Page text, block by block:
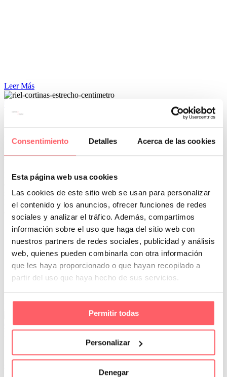
Consentimiento Detalles Acerca de las cookies
Esta página web usa cookies
Las cookies de este sitio web se usan para personalizar
el contenido y los anuncios, ofrecer funciones de redes
sociales y analizar el tráfico. Además, compartimos
información sobre el uso que haga del sitio web con
nuestros partners de redes sociales, publicidad y análisis
web, quienes pueden combinarla con otra información
que les haya proporcionado o que hayan recopilado a
partir del uso que haya hecho de sus servicios.
Permitir todas
Personalizar
Denegar
Leer Más
Por San Mar
una casa de Madrid ¿Qué cortina o estor es
adecuado?
Hay dificultades añadidas en algunas ventanas a la hora de decidir
qué es lo más adecuado. Si tienes problemas de espacio te interesa
saber cuáles son las diferentes opciones que hay en el mercado.
Para cubrir con un visillo o cortina la ventana tenemos un riel de
aluminio de menos de 1 centímetro de ancho.
0
Por San Mar Últimos proyectos
15 Nov:tipos de estores motorizados y sus
características más importantes